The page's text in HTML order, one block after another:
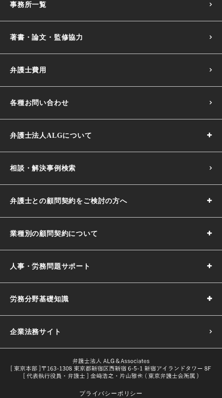
事務所一覧
著書・論文・監修協力
弁護士費用
各種お問い合わせ
弁護士法人ALGについて
相談・解決事例検索
弁護士との顧問契約をご検討の方へ
業種別の顧問契約について
人事・労務問題サポート
労務分野基礎知識
企業法務サイト
プライバシーポリシー